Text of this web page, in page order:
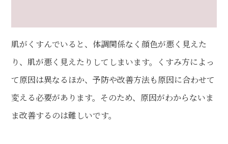
肌がくすんでいると、体調関係なく顔色が悪く見えた
り、肌が悪く見えたりしてしまいます。くすみ方によっ
て原因は異なるほか、予防や改善方法も原因に合わせて
変える必要があります。そのため、原因がわからないま
ま改善するのは難しいです。